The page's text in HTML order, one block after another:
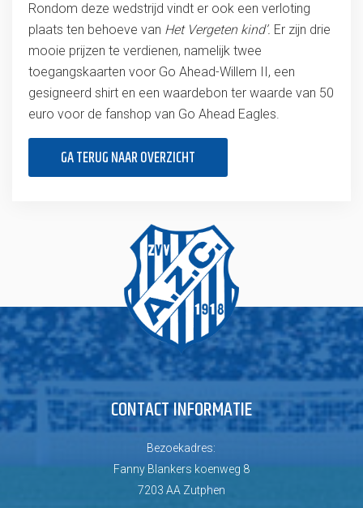
Rondom deze wedstrijd vindt er ook een verloting
plaats ten behoeve van Het Vergeten kind’. Er zijn drie
mooie prijzen te verdienen, namelijk twee
toegangskaarten voor Go Ahead-Willem II, een
gesigneerd shirt en een waardebon ter waarde van 50
euro voor de fanshop van Go Ahead Eagles.
GA TERUG NAAR OVERZICHT
CONTACT INFORMATIE
Bezoekadres:
Fanny Blankers koenweg 8
7203 AA Zutphen